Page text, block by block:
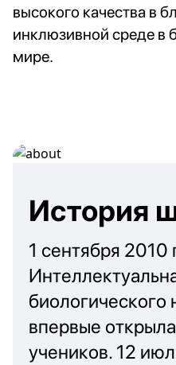
высокого качества в
инклюзивной среде
мире.
История
1 сентября 2010
биологического
впервые
учеников. 12